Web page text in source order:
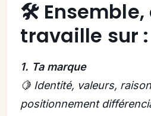
🛠️ Ensemble,
travaille sur :
1. Ta marque
🍋 Identité, valeurs,
positionnement